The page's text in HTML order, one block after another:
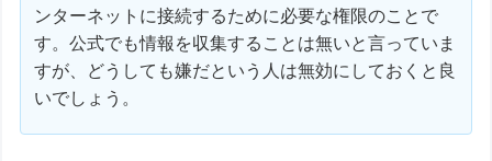
ンターネットに接続するために必要な権限のことで
す。公式でも情報を収集することは無いと言っていま
すが、どうしても嫌だという人は無効にしておくと良
いでしょう。